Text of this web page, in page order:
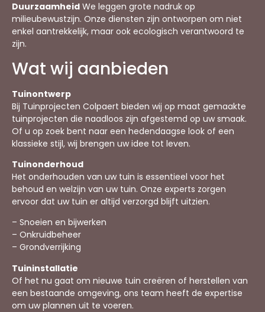
Duurzaamheid We leggen grote nadruk op
milieubewustzijn. Onze diensten zijn ontworpen om niet
enkel aantrekkelijk, maar ook ecologisch verantwoord te
zijn.
Wat wij aanbieden
Tuinontwerp
Bij Tuinprojecten Colpaert bieden wij op maat gemaakte
tuinprojecten die naadloos zijn afgestemd op uw smaak.
Of u op zoek bent naar een hedendaagse look of een
klassieke stijl, wij brengen uw idee tot leven.
Tuinonderhoud
Het onderhouden van uw tuin is essentieel voor het
behoud en welzijn van uw tuin. Onze experts zorgen
ervoor dat uw tuin er altijd verzorgd blijft uitzien.
– Snoeien en bijwerken
– Onkruidbeheer
– Grondverrijking
Tuininstallatie
Of het nu gaat om nieuwe tuin creëren of herstellen van
een bestaande omgeving, ons team heeft de expertise
om uw plannen uit te voeren.